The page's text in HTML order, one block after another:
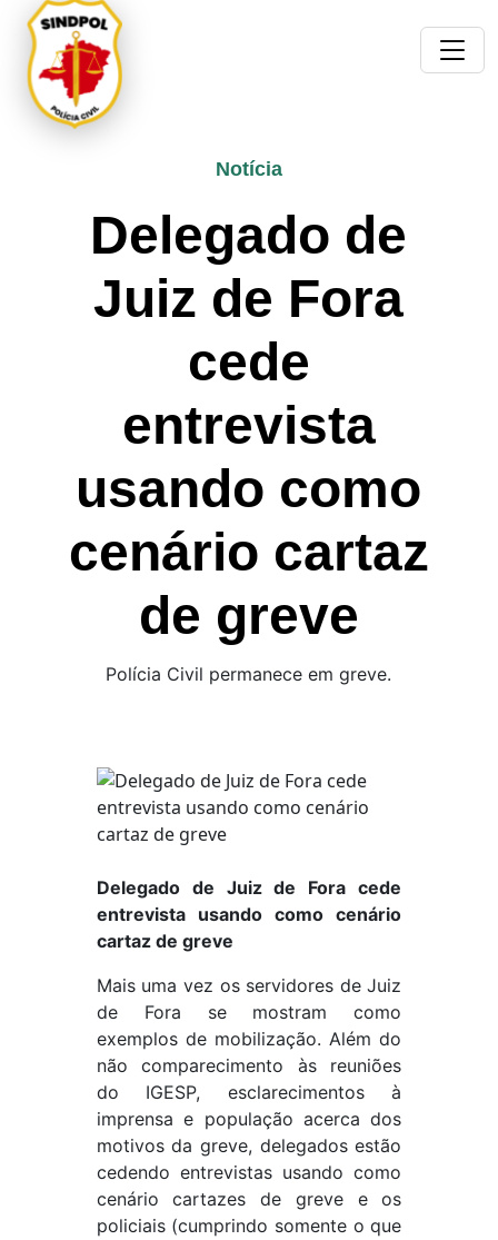
Notícia
Delegado de
Juiz de Fora
cede
entrevista
usando como
cenário cartaz
de greve
Polícia Civil permanece em greve.
Delegado de Juiz de Fora cede
entrevista usando como cenário
cartaz de greve
Mais uma vez os servidores de Juiz
de Fora se mostram como
exemplos de mobilização. Além do
não comparecimento às reuniões
do IGESP, esclarecimentos à
imprensa e população acerca dos
motivos da greve, delegados estão
cedendo entrevistas usando como
cenário cartazes de greve e os
policiais (cumprindo somente o que